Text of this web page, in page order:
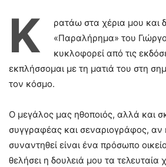
Κ
ρατάω στα χέρια μου και
«Παραλήρημα» του
κυκλοφορεί από τις
εκπλήσσομαι με τη ματιά του στη
τον κόσμο.
Ο μεγάλος μας ηθοποιός, αλλά και
συγγραφέας και σεναριογράφος, αν
συναντηθεί είναι ένα πρόσωπο
θελήσει η δουλειά μου τα